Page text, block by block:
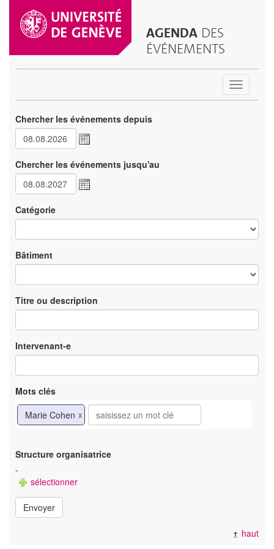
AGENDA DES
ÉVÉNEMENTS
Toggle
Chercher les événements depuis
Chercher les événements jusqu'au
Catégorie
Bâtiment
Titre ou description
Intervenant-e
Mots clés
Marie Cohen x
Structure organisatrice
-
sélectionner
Envoyer
haut